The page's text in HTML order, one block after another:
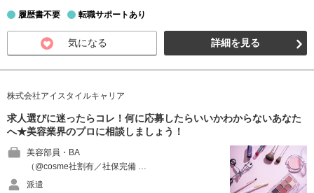
履歴書不要 転職サポートあり
気になる 詳細を見る
株式会社アイスタイルキャリア
求人選びに迷ったらコレ！何に応募したらいいかわからないあなた
へ★美容業界のプロに相談しましょう！
美容部員・BA
（@cosme社割有／社保完備 …
派遣